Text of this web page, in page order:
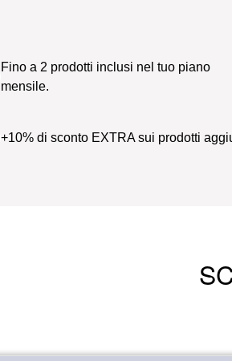
Fino a 2 prodotti inclusi nel tuo piano
mensile.
+10% di sconto EXTRA sui prodotti